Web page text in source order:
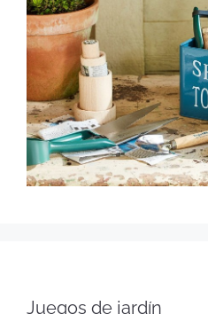
Juegos de jardín